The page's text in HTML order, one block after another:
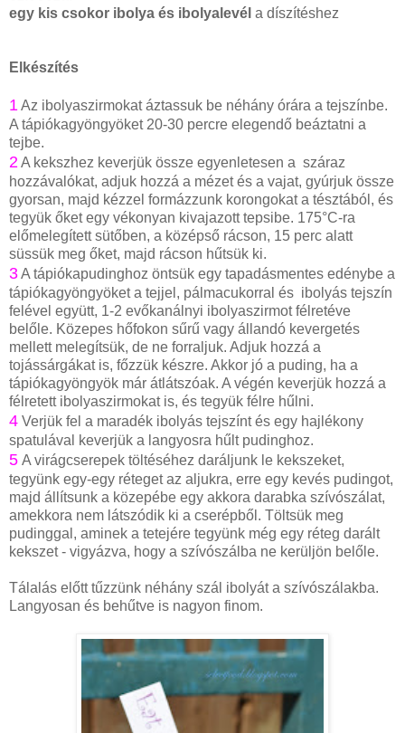
egy kis csokor ibolya és ibolyalevél a díszítéshez
Elkészítés
1 Az ibolyaszirmokat áztassuk be néhány órára a tejszínbe.
A tápiókagyöngyöket 20-30 percre elegendő beáztatni a
tejbe.
2 A kekszhez keverjük össze egyenletesen a száraz
hozzávalókat, adjuk hozzá a mézet és a vajat, gyúrjuk össze
gyorsan, majd kézzel formázzunk korongokat a tésztából, és
tegyük őket egy vékonyan kivajazott tepsibe. 175°C-ra
előmelegített sütőben, a középső rácson, 15 perc alatt
süssük meg őket, majd rácson hűtsük ki.
3A tápiókapudinghoz öntsük egy tapadásmentes edénybe a
tápiókagyöngyöket a tejjel, pálmacukorral és ibolyás tejszín
felével együtt, 1-2 evőkanálnyi ibolyaszirmot félretéve
belőle. Közepes hőfokon sűrű vagy állandó kevergetés
mellett melegítsük, de ne forraljuk. Adjuk hozzá a
tojássárgákat is, főzzük készre. Akkor jó a puding, ha a
tápiókagyöngyök már átlátszóak. A végén keverjük hozzá a
félretett ibolyaszirmokat is, és tegyük félre hűlni.
4 Verjük fel a maradék ibolyás tejszínt és egy hajlékony
spatulával keverjük a langyosra hűlt pudinghoz.
5 A virágcserepek töltéséhez daráljunk le kekszeket,
tegyünk egy-egy réteget az aljukra, erre egy kevés pudingot,
majd állítsunk a közepébe egy akkora darabka szívószálat,
amekkora nem látszódik ki a cserépből. Töltsük meg
pudinggal, aminek a tetejére tegyünk még egy réteg darált
kekszet - vigyázva, hogy a szívószálba ne kerüljön belőle.
Tálalás előtt tűzzünk néhány szál ibolyát a szívószálakba.
Langyosan és behűtve is nagyon finom.